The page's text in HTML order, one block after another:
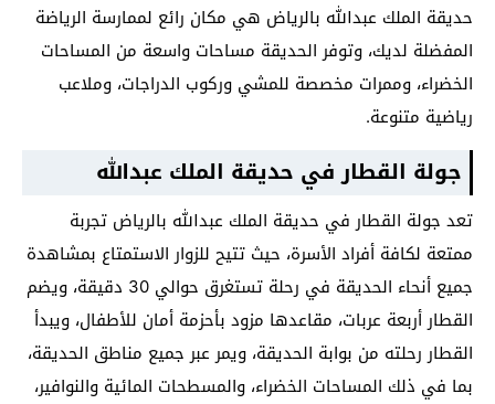
حديقة الملك عبدالله بالرياض هي مكان رائع لممارسة الرياضة
المفضلة لديك، وتوفر الحديقة مساحات واسعة من المساحات
الخضراء، وممرات مخصصة للمشي وركوب الدراجات، وملاعب
رياضية متنوعة.
جولة القطار في حديقة الملك عبدالله
تعد جولة القطار في حديقة الملك عبدالله بالرياض تجربة
ممتعة لكافة أفراد الأسرة، حيث تتيح للزوار الاستمتاع بمشاهدة
جميع أنحاء الحديقة في رحلة تستغرق حوالي 30 دقيقة، ويضم
القطار أربعة عربات، مقاعدها مزود بأحزمة أمان للأطفال، ويبدأ
القطار رحلته من بوابة الحديقة، ويمر عبر جميع مناطق الحديقة،
بما في ذلك المساحات الخضراء، والمسطحات المائية والنوافير،